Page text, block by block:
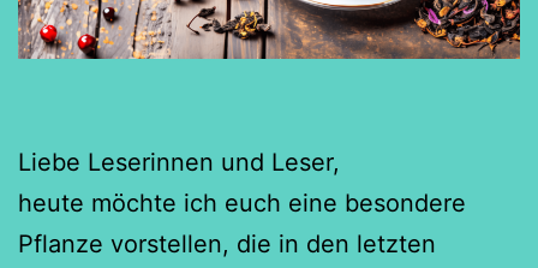
Liebe Leserinnen und Leser,
heute möchte ich euch eine besondere
Pflanze vorstellen, die in den letzten